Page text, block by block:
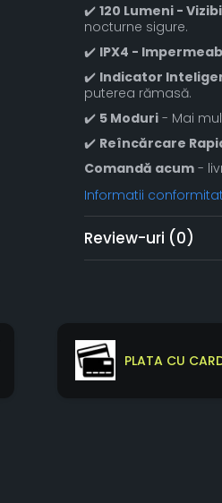
✔️ 120 Lumeni -
nocturne sigure.
✔️ IPX4 -
✔️ Indicator
puterea rămasă.
✔️ 5 Moduri- Mai
✔️ Reîncărcare
Comandă acum-
Informatii
Review-uri (0)
PLATA CU